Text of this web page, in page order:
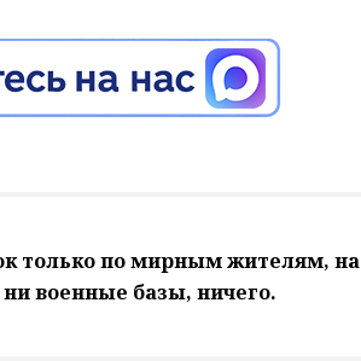
только по мирным жителям, на
военные базы, ничего.